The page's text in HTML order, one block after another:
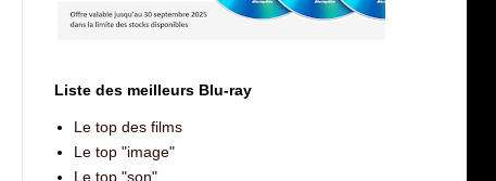
Liste des meilleurs Blu-ray
Le top des films
Le top "image"
Le top "son"